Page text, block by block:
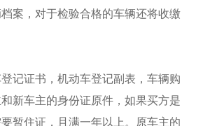
案，对于检验合格的车辆还将收缴
记证书，机动车登记副表，车辆购
新车主的身份证原件，如果买方是
暂住证，且满一年以上。原车主的